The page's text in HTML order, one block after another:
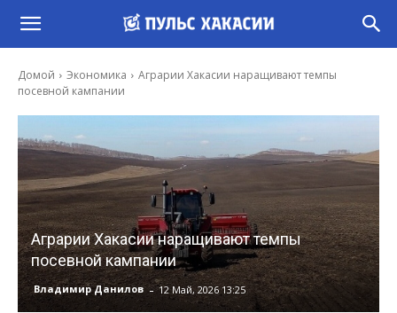
Домой Экономика
Аграрии Хакасии наращивают темпы
посевной кампании
Аграрии Хакасии наращивают темпы
посевной кампании
Владимир Данилов - 12 Май, 2026 13:25